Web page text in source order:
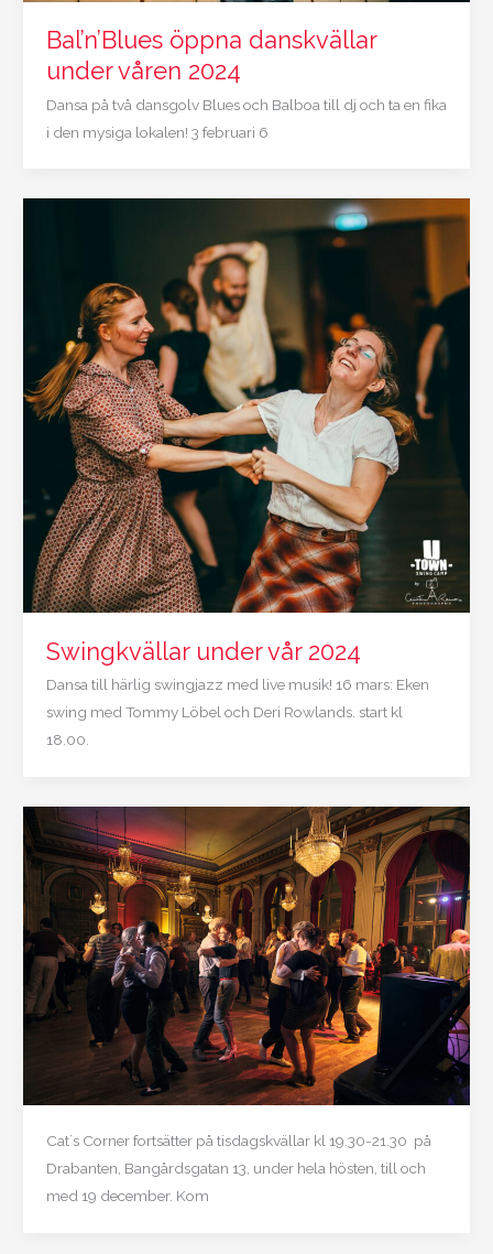
Bal’n’Blues öppna danskvällar
under våren 2024
Dansa på två dansgolv Blues och Balboa till dj och ta en fika
i den mysiga lokalen! 3 februari 6
Swingkvällar under vår 2024
Dansa till härlig swingjazz med live musik! 16 mars: Eken
swing med Tommy Löbel och Deri Rowlands. start kl
18.00.
Cat´s Corner fortsätter på tisdagskvällar kl 19.30-21.30 på
Drabanten, Bangårdsgatan 13, under hela hösten, till och
med 19 december. Kom